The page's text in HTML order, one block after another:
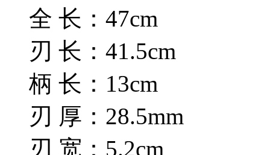
全 长：47cm
刃 长：41.5cm
柄 长：13cm
刃 厚：28.5mm
刃 宽：5.2cm